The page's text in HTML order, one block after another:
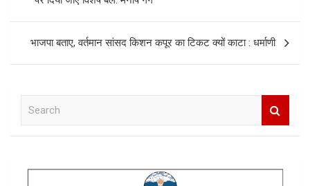
भाजपा बताए, वर्तमान सांसद किशन कपूर का टिकट क्यों काटा : धर्माणी